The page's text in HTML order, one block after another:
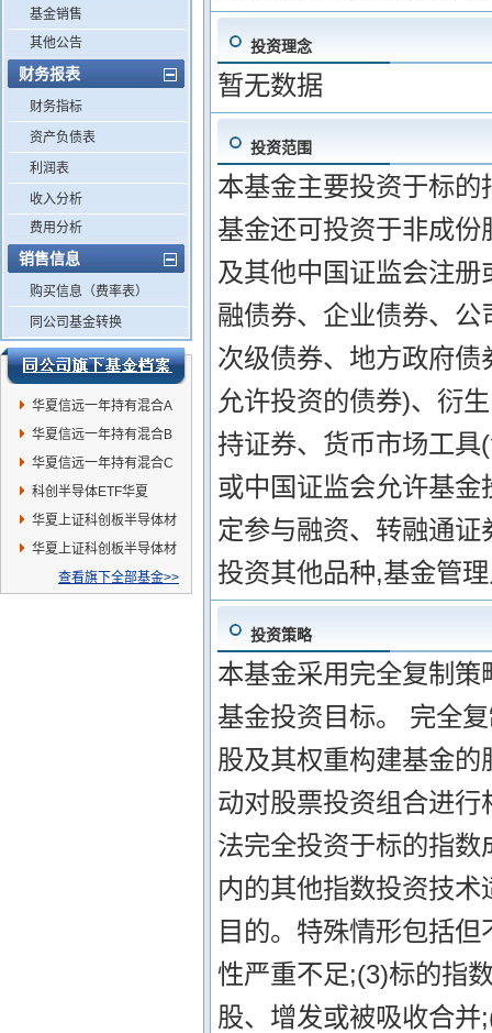
基金销售
其他公告
财务报表
财务指标
资产负债表
利润表
收入分析
费用分析
销售信息
购买信息（费率表）
同公司基金转换
华夏信远一年持有混合A
华夏信远一年持有混合B
华夏信远一年持有混合C
科创半导体ETF华夏
华夏上证科创板半导体材
料设备主题ETF发起式联
华夏上证科创板半导体材
料设备主题ETF发起式联
查看旗下全部基金>>
投资理念
暂无数据
投资范围
本基金主要投资于标
基金还可投资于非成
及其他中国证监会注
融债券、企业债券、
次级债券、地方政府
允许投资的债券)、衍
持证券、货币市场工
或中国证监会允许基
定参与融资、转融通
投资其他品种,基金管
投资策略
本基金采用完全复制
基金投资目标。 完全
股及其权重构建基金
动对股票投资组合进
法完全投资于标的指
内的其他指数投资技
目的。特殊情形包括
性严重不足;(3)标的指
股、增发或被吸收合